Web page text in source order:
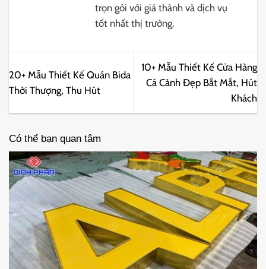
trọn gói với giá thành và dịch vụ
tốt nhất thị trường.
20+ Mẫu Thiết Kế Quán Bida
Thời Thượng, Thu Hút
10+ Mẫu Thiết Kế Cửa Hàng
Cá Cảnh Đẹp Bắt Mắt, Hút
Khách
Có thể bạn quan tâm